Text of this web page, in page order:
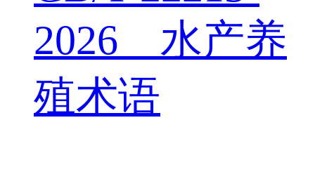
2026 水产养
殖术语